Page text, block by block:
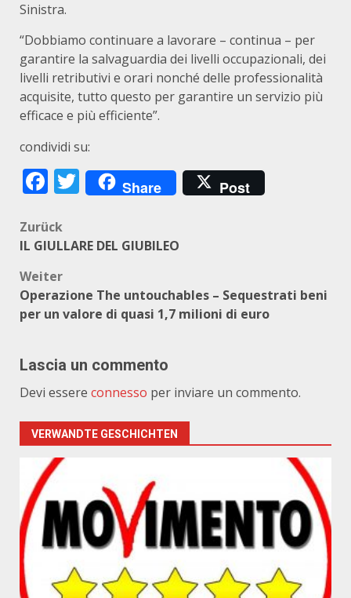
Sinistra.
“Dobbiamo continuare a lavorare – continua – per
garantire la salvaguardia dei livelli occupazionali, dei
livelli retributivi e orari nonché delle professionalità
acquisite, tutto questo per garantire un servizio più
efficace e più efficiente”.
condividi su:
Facebook
Twitter
Share Post
Beitragsnavigation
Zurück
IL GIULLARE DEL GIUBILEO
Weiter
Operazione The untouchables – Sequestrati beni
per un valore di quasi 1,7 milioni di euro
Lascia un commento
Devi essere connesso per inviare un commento.
VERWANDTE GESCHICHTEN